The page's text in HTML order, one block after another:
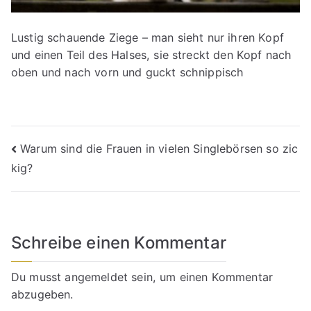
Lustig schauende Ziege – man sieht nur ihren Kopf
und einen Teil des Halses, sie streckt den Kopf nach
oben und nach vorn und guckt schnippisch
Beitragsnavigation
Warum sind die Frauen in vielen Singlebörsen so zic
kig?
Schreibe einen Kommentar
Du musstangemeldet sein, um einen Kommentar
abzugeben.